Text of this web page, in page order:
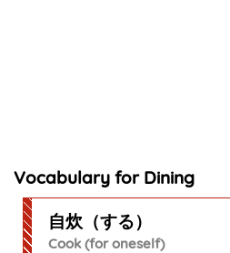
Vocabulary for Dining
自炊（する）
Cook (for oneself)